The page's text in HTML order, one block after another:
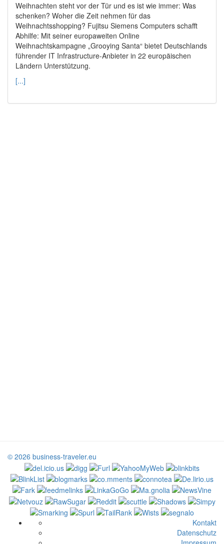
Weihnachten steht vor der Tür und es ist wie immer: Was
schenken? Woher die Zeit nehmen für das
Weihnachtsshopping? Fujitsu Siemens Computers schafft
Abhilfe: Mit seiner europaweiten Online
Weihnachtskampagne „Grooying Santa“ bietet Deutschlands
führender IT Infrastructure-Anbieter in 22 europäischen
Ländern Unterstützung.
[...]
© 2026 business-traveler.eu
Kontakt
Datenschutz